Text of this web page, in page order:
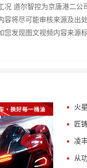
况 道尔智控为京唐港二
容将尽可能审核来源及出
您发现图文视频内容来源
火
匠